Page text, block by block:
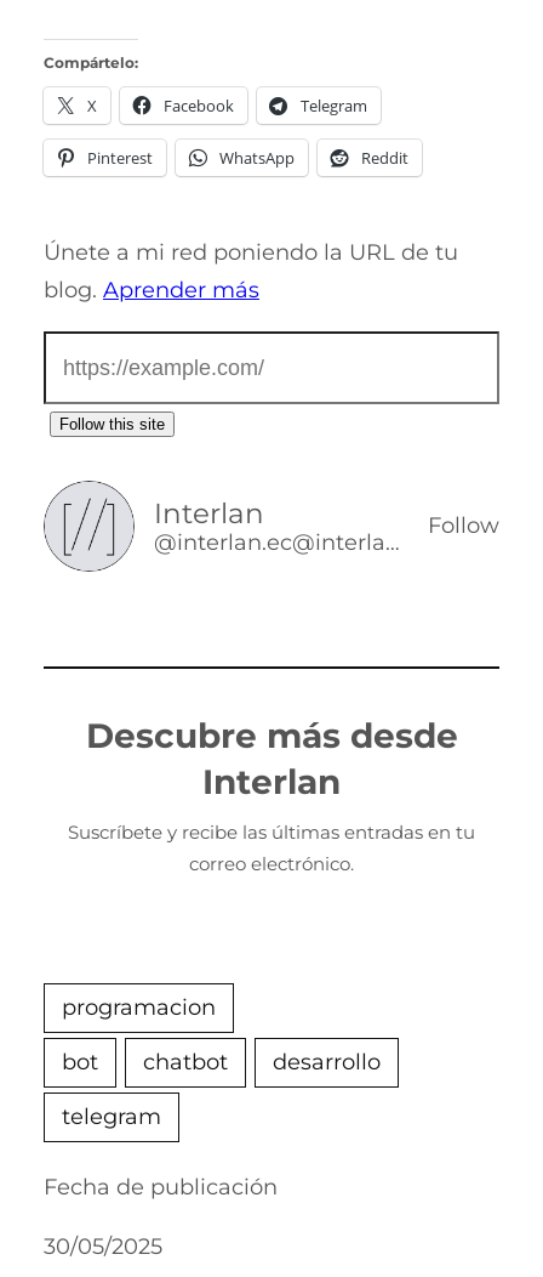
Compártelo:
X Facebook Telegram
Pinterest WhatsApp Reddit
Únete a mi red poniendo la URL de tu
blog. Aprender más
Follow this site
Interlan
@interlan.ec@interlan.ec
Follow
Descubre más desde
Interlan
Suscríbete y recibe las últimas entradas en tu
correo electrónico.
programacion
bot chatbot desarrollo
telegram
Fecha de publicación
30/05/2025